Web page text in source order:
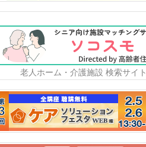
老人ホーム・介護施設 検索サイト